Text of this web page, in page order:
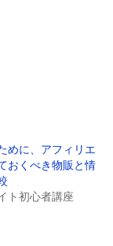
めに、アフィリエ
おくべき物販と情
ト初心者講座